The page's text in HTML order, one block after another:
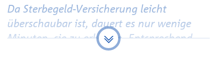
Da Sterbegeld-Versicherung leicht
überschaubar ist, dauert es nur wenige
Minuten, sie zu erklären. Entsprechend
einfach kann ein Vertrag bei der HDH